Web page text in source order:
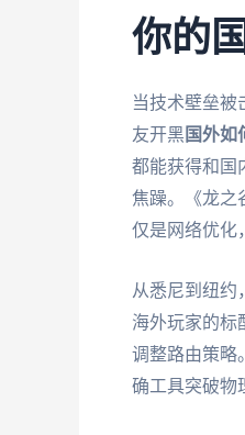
你的
当技术壁垒被
友开黑 国外如
都能获得和国
焦躁。《龙之
仅是网络优化
从悉尼到纽约
海外玩家的标
调整路由策略
确工具突破物